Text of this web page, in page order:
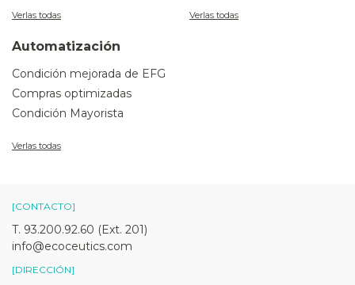
Verlas todas Verlas todas
Automatización
Condición mejorada de EFG
Compras optimizadas
Condición Mayorista
Verlas todas
[CONTACTO]
T. 93.200.92.60 (Ext. 201)
info@ecoceutics.com
[DIRECCIÓN]